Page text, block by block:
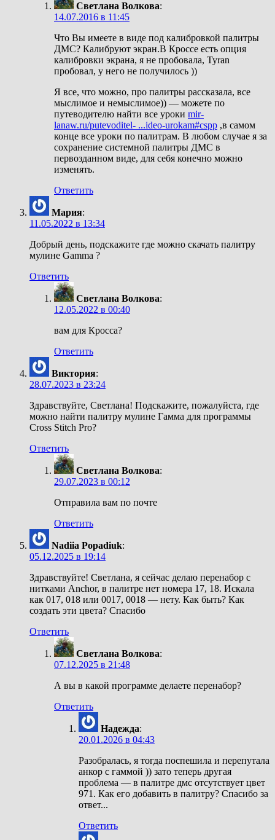
Светлана Волкова:
14.07.2016 в 11:45
Что Вы имеете в виде под калибровкой палитры
ДМС? Калибруют экран.В Кроссе есть опция
калибровки экрана, я не пробовала, Tyran
пробовал, у него не получилось ))
Я все, что можно, про палитры рассказала, все
мыслимое и немыслимое)) — можете по
путеводителю найти все уроки mir-
lanaw.ru/putevoditel- ...ideo-urokam#cspp ,в самом
конце все уроки по палитрам. В любом случае я за
сохранение системной палитры ДМС в
первозданном виде, для себя конечно можно
изменять.
Ответить
Мария:
11.05.2022 в 13:34
Добрый день, подскажите где можно скачать палитру
мулине Gamma ?
Ответить
Светлана Волкова:
12.05.2022 в 00:40
вам для Кросса?
Ответить
Виктория:
28.07.2023 в 23:24
Здравствуйте, Светлана! Подскажите, пожалуйста, где
можно найти палитру мулине Гамма для программы
Cross Stitch Pro?
Ответить
Светлана Волкова:
29.07.2023 в 00:12
Отправила вам по почте
Ответить
Nadiia Popadiuk:
05.12.2025 в 19:14
Здравствуйте! Светлана, я сейчас делаю перенабор с
нитками Anchor, в палитре нет номера 17, 18. Искала
как 017, 018 или 0017, 0018 — нету. Как быть? Как
создать эти цвета? Спасибо
Ответить
Светлана Волкова:
07.12.2025 в 21:48
А вы в какой программе делаете перенабор?
Ответить
Надежда:
20.01.2026 в 04:43
Разобралась, я тогда поспешила и перепутала
анкор с гаммой )) зато теперь другая
проблема — в палитре дмс отсутствует цвет
971. Как его добавить в палитру? Спасибо за
ответ...
Ответить